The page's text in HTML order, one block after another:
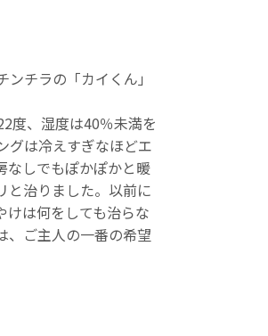
チラの「カイくん」
度、湿度は40％未満を
グは冷えすぎなほどエ
なしでもぽかぽかと暖
と治りました。以前に
けは何をしても治らな
、ご主人の一番の希望